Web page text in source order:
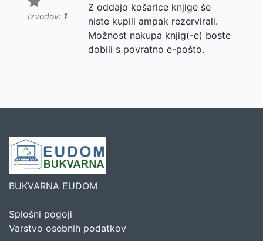
Izvodov: 1
Z oddajo košarice knjige še
niste kupili ampak rezervirali.
Možnost nakupa knjig(-e) boste
dobili s povratno e-pošto.
BUKVARNA EUDOM
Splošni pogoji
Varstvo osebnih podatkov